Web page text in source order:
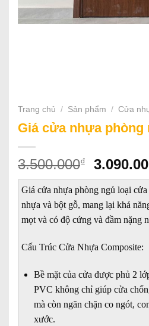
Trang chủ / Sản phẩm / Cửa
Giá cửa nhựa phòng
3.500.000₫
Giá
gốc
là:
Giá cửa nhựa phòng ngủ loại
nhựa và bột gỗ, mang lại khả
mọt và có độ cứng và đầm nặng
Cấu Trúc Cửa Nhựa Composite:
Bề mặt của cửa được phủ 2
PVC không chỉ giúp cửa
mà còn ngăn chặn co ngót,
xước.